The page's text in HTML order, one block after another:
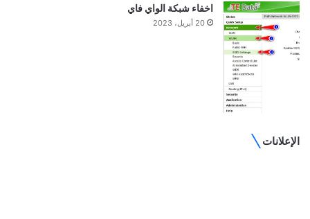
اخفاء شبكة الواي فاي
20 أبريل، 2023
الإعلانات